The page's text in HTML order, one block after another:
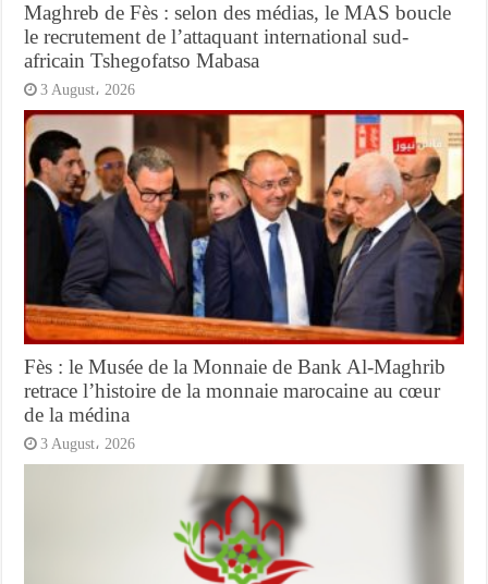
Maghreb de Fès : selon des médias, le MAS boucle
le recrutement de l’attaquant international sud-
africain Tshegofatso Mabasa
3 August، 2026
Fès : le Musée de la Monnaie de Bank Al-Maghrib
retrace l’histoire de la monnaie marocaine au cœur
de la médina
3 August، 2026